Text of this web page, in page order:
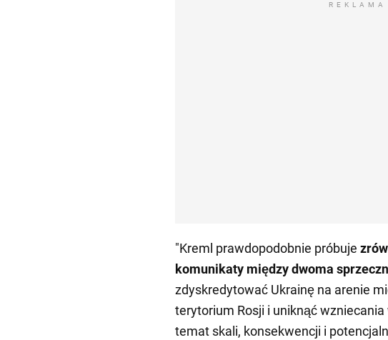
REKLAMA
"Kreml prawdopodobnie próbuje
komunikaty między dwoma
zdyskredytować Ukrainę na arenie
terytorium Rosji i uniknąć
temat skali, konsekwencji i